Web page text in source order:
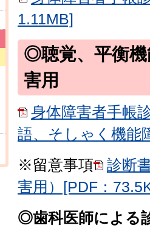
1.11MB]
◎聴覚、平衡機
害用
身体障害者手帳
語、そしゃく機能
※留意事項
診断
害用）[PDF：
◎歯科医師による